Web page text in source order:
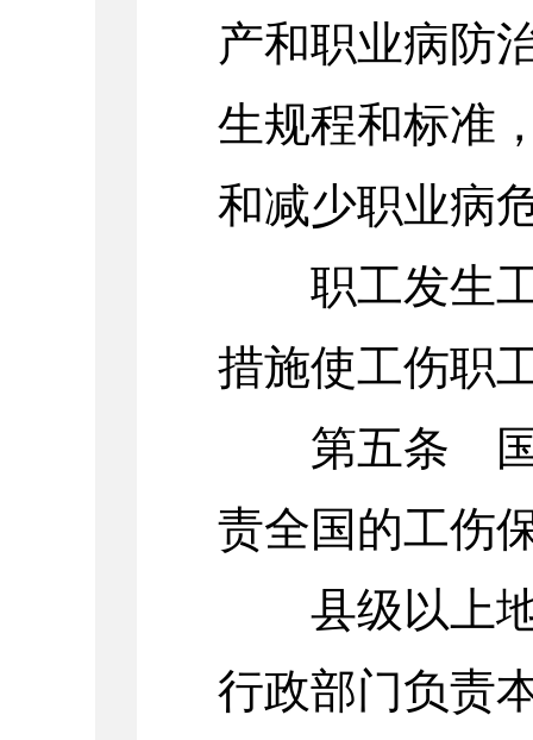
产和职业病防
生规程和标准
和减少职业病
职工发生工
措施使工伤职
第五条 国
责全国的工伤
县级以上地
行政部门负责